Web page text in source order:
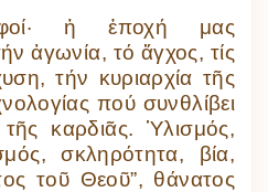
ἡ ἐποχή μας
ἀγωνία, τό ἄγχος, τίς
τήν κυριαρχία τῆς
πού συνθλίβει
καρδιᾶς. Ὑλισμός,
σκληρότητα, βία,
τοῦ Θεοῦ”, θάνατος